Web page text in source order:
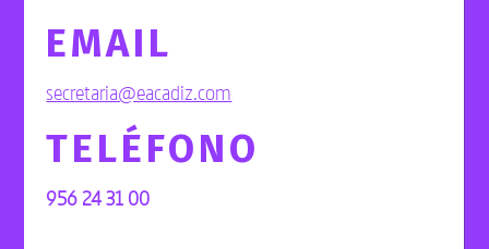
EMAIL
secretaria@eacadiz.com
TELÉFONO
956 24 31 00